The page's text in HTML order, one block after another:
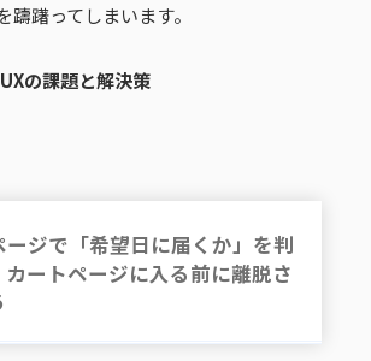
躊躇ってしまいます。
の課題と解決策
ージで「希望日に届くか」を判
カートページに入る前に離脱さ